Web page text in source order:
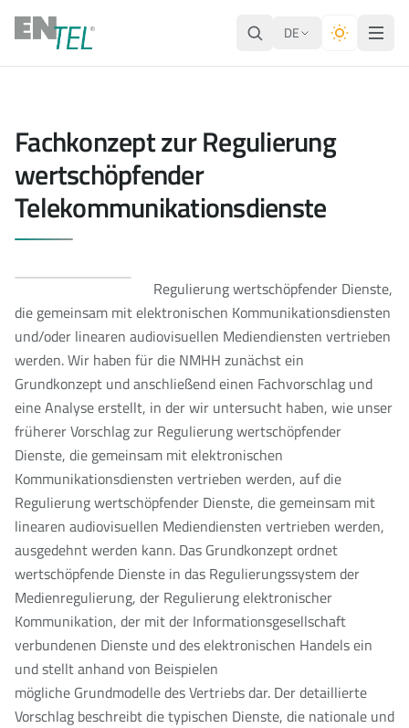
DE
Fachkonzept zur Regulierung
wertschöpfender
Telekommunikationsdienste
Regulierung wertschöpfender Dienste,
die gemeinsam mit elektronischen Kommunikationsdiensten
und/oder linearen audiovisuellen Mediendiensten vertrieben
werden. Wir haben für die NMHH zunächst ein
Grundkonzept und anschließend einen Fachvorschlag und
eine Analyse erstellt, in der wir untersucht haben, wie unser
früherer Vorschlag zur Regulierung wertschöpfender
Dienste, die gemeinsam mit elektronischen
Kommunikationsdiensten vertrieben werden, auf die
Regulierung wertschöpfender Dienste, die gemeinsam mit
linearen audiovisuellen Mediendiensten vertrieben werden,
ausgedehnt werden kann. Das Grundkonzept ordnet
wertschöpfende Dienste in das Regulierungssystem der
Medienregulierung, der Regulierung elektronischer
Kommunikation, der mit der Informationsgesellschaft
verbundenen Dienste und des elektronischen Handels ein
und stellt anhand von Beispielen
mögliche Grundmodelle des Vertriebs dar. Der detaillierte
Vorschlag beschreibt die typischen Dienste, die nationale und